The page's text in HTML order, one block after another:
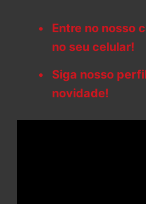
Entre no nosso
no seu celular!
Siga nosso
novidade!